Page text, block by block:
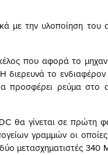
με την υλοποίηση του
που αφορά το
διερευνά το ενδιαφέρον
προσφέρει ρεύμα στο
θα γίνεται σε πρώτη
γραμμών οι
μετασχηματιστές 340